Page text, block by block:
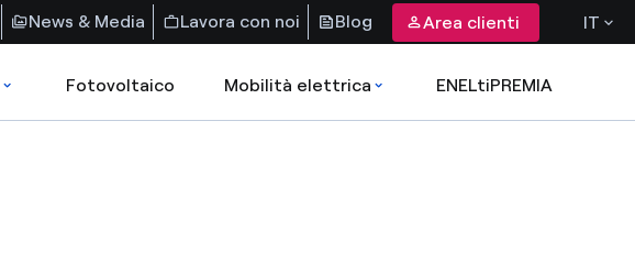
News & Media Lavora con noi Blog Area clienti IT
Fotovoltaico Mobilità elettrica ENELtiPREMIA